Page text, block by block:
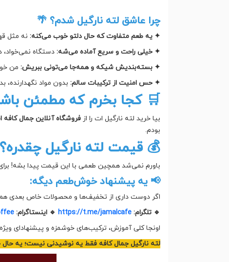
چرا عاشق لته نارگیل شدم؟ 🌴
✦ یه طعم متفاوت که حال دلتو خوب می‌کنه: نه مثل
✦ خیلی راحت و سریع آماده می‌شه: دستگاه نمی‌خواد،
✦ بسته‌بندیش شیکه و همه‌جا می‌تونی ببریش: من
✦ حس امنیت از ترکیبات سالم: بدون مواد
🛒 کجا بخرم که مطمئن
بیا خرید لته نارگیل ات را از فروشگاه آنلاین جمال کافه
بودم.
💰 قیمت لته نارگیل چقدره؟
باورم نمی‌شد همچین طعمی با این قیمت پیدا بشه!
📢 یه پیشنهاد خوش‌طعم دیگه:
اگر دوست داری از تخفیف‌ها و محصولات خاص بعدی هم
🔹 تلگرام: https://t.me/jamalcafe🔹 اینستاگرام:
اونجا کلی آموزش، ترکیب‌های خوشمزه و پیشنهادای
لته نارگیل جمال کافه فقط یه نوشیدنی نیست؛ یه